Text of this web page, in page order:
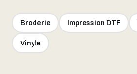
Broderie Impression DTF
Vinyle